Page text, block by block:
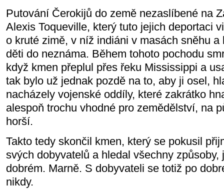
Putování Čerokijů do země nezaslíbené na
Alexis Toqueville, který tuto jejich deportaci
o kruté zimě, v níž indiáni v masách sněhu
děti do neznáma. Během tohoto pochodu
když kmen přeplul přes řeku Mississippi a
tak bylo už jednak pozdě na to, aby ji osel,
nacházely vojenské oddíly, které zakrátko
alespoň trochu vhodné pro zemědělství, na
horší.
Takto tedy skončil kmen, který se pokusil
svých dobyvatelů a hledal všechny
dobrém. Marně. S dobyvateli se totiž po
nikdy.